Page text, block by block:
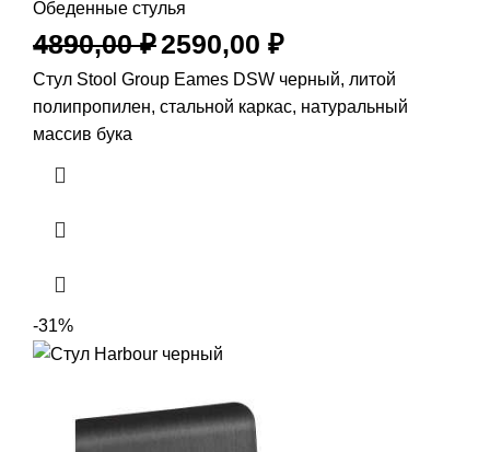
Обеденные стулья
4890,00₽2590,00 ₽
Стул Stool Group Eames DSW черный, литой
полипропилен, стальной каркас, натуральный
массив бука
-31%